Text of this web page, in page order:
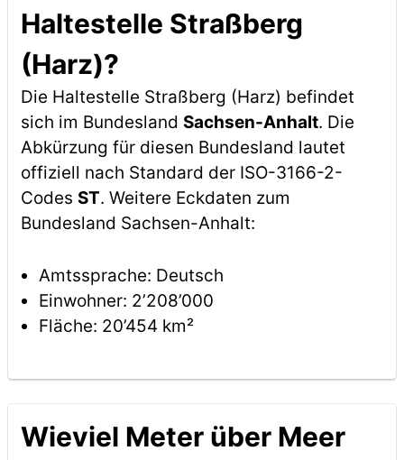
Haltestelle Straßberg
(Harz)?
Die Haltestelle Straßberg (Harz) befindet
sich im Bundesland Sachsen-Anhalt. Die
Abkürzung für diesen Bundesland lautet
offiziell nach Standard der ISO-3166-2-
Codes ST. Weitere Eckdaten zum
Bundesland Sachsen-Anhalt:
Amtssprache: Deutsch
Einwohner: 2’208’000
Fläche: 20’454 km²
Wieviel Meter über Meer